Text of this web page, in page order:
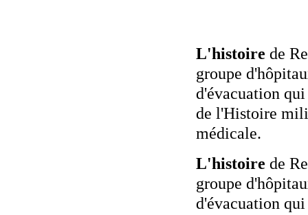
L'histoire de
groupe
d'évacuation
de l'Histoire
médicale.
L'histoire de
groupe
d'évacuation